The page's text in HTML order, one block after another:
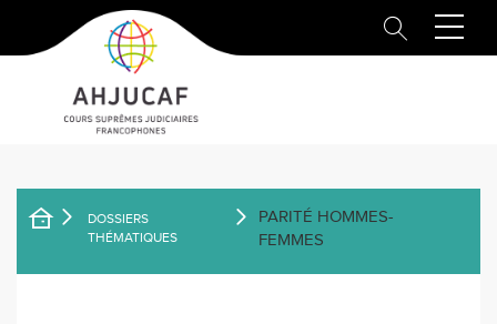
principal
D'ARIANE
DOSSIERS
THÉMATIQUES
PARITÉ HOMMES-
FEMMES